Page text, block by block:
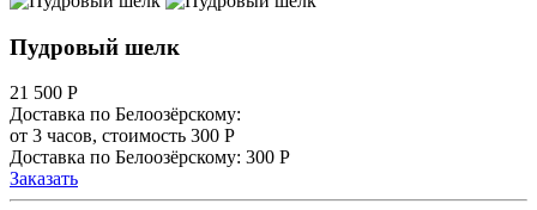
Пудровый шелк
21 500 Р
Доставка по Белоозёрскому:
от 3 часов, стоимость 300 Р
Доставка по Белоозёрскому: 300 Р
Заказать